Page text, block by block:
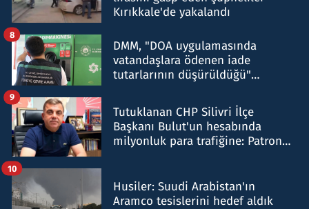
Kırıkkale'de yakalandı
DMM, "DOA uygulamasında
vatandaşlara ödenen iade
tutarlarının düşürüldüğü"
8
Tutuklanan CHP Silivri İlçe
Başkanı Bulut'un hesabında
milyonluk para trafiğine: Patron
9
Husiler: Suudi Arabistan'ın
Aramco tesislerini hedef aldık
10